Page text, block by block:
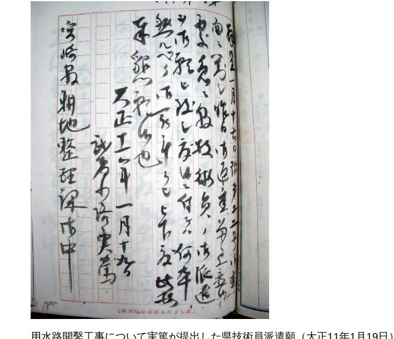
用水路開鑿工事について実篤が提出した県技術員派遣願（大正11年1月19日）